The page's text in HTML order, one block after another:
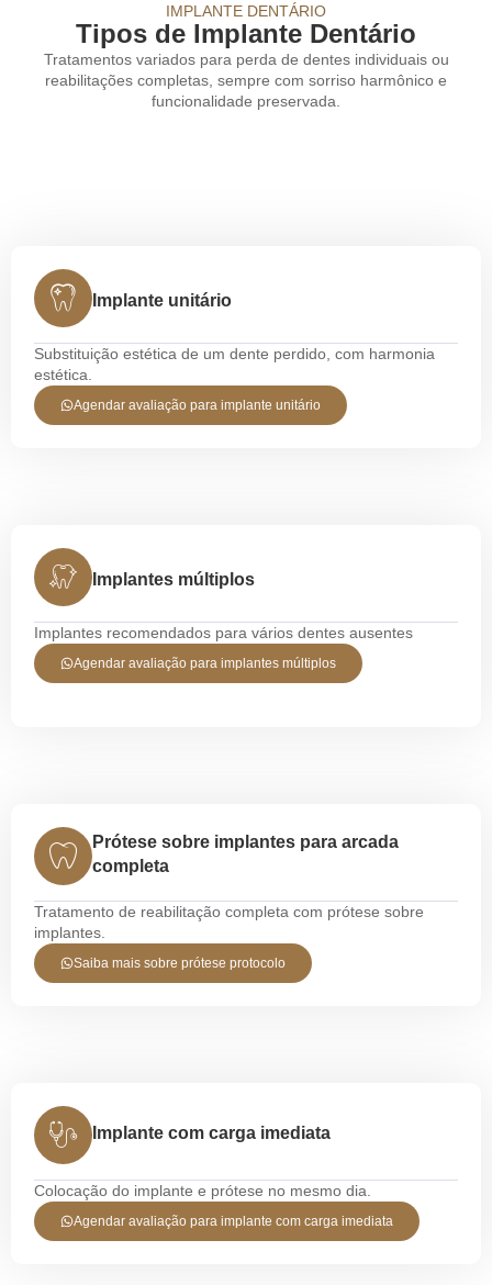
IMPLANTE DENTÁRIO
Tipos de Implante Dentário
Tratamentos variados para perda de dentes individuais ou
reabilitações completas, sempre com sorriso harmônico e
funcionalidade preservada.
Implante unitário
Substituição estética de um dente perdido, com harmonia
estética.
Agendar avaliação para implante unitário
Implantes múltiplos
Implantes recomendados para vários dentes ausentes
Agendar avaliação para implantes múltiplos
Prótese sobre implantes para arcada
completa
Tratamento de reabilitação completa com prótese sobre
implantes.
Saiba mais sobre prótese protocolo
Implante com carga imediata
Colocação do implante e prótese no mesmo dia.
Agendar avaliação para implante com carga imediata